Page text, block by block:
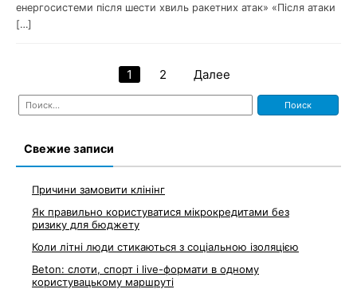
енергосистеми після шести хвиль ракетних атак» «Після атаки
[…]
Навигация
по
1 2 Далее
Найти:
Свежие записи
Причини замовити клінінг
Як правильно користуватися мікрокредитами без
ризику для бюджету
Коли літні люди стикаються з соціальною ізоляцією
Beton: слоти, спорт і live-формати в одному
користувацькому маршруті